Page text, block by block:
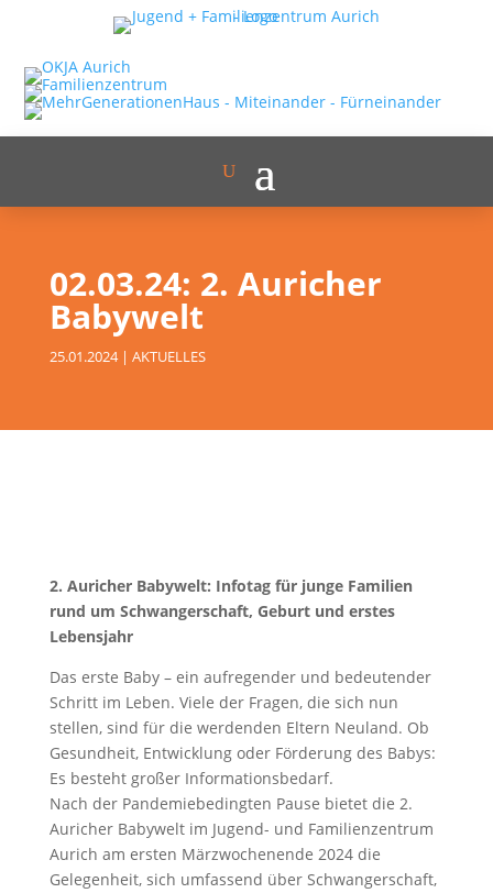
02.03.24: 2. Auricher
Babywelt
25.01.2024| AKTUELLES
2. Auricher Babywelt: Infotag für junge Familien
rund um Schwangerschaft, Geburt und erstes
Lebensjahr
Das erste Baby – ein aufregender und bedeutender
Schritt im Leben. Viele der Fragen, die sich nun
stellen, sind für die werdenden Eltern Neuland. Ob
Gesundheit, Entwicklung oder Förderung des Babys:
Es besteht großer Informationsbedarf.
Nach der Pandemiebedingten Pause bietet die 2.
Auricher Babywelt im Jugend- und Familienzentrum
Aurich am ersten Märzwochenende 2024 die
Gelegenheit, sich umfassend über Schwangerschaft,